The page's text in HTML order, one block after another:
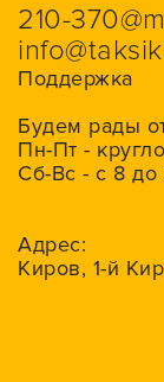
210-
Поддержка
Будем рады
Пн-Пт -
Сб-Вс - с 8
Адрес:
Киров, 1-й